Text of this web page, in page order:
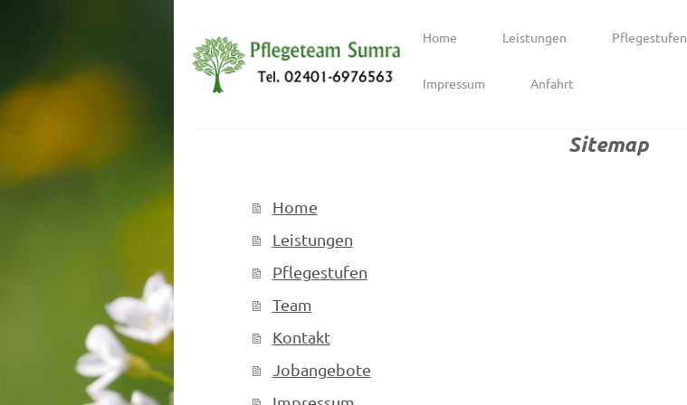
Home Leistungen Pflegestufen
Impressum Anfahrt
Sitemap
Home
Leistungen
Pflegestufen
Team
Kontakt
Jobangebote